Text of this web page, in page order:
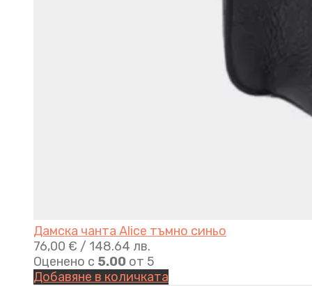
Дамска чанта Alice тъмно синьо
76,00 € / 148.64 лв.
Оценено с 5.00 от 5
Добавяне в количката